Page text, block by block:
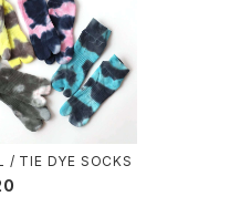
/ TIE DYE SOCKS